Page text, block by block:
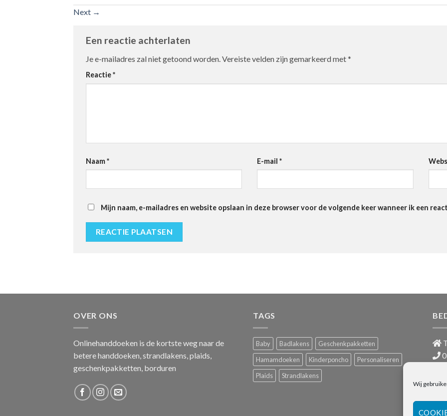
Wij
Next →
Een reactie achterlaten
Je e-mailadres zal niet getoond worden.Vereiste velden zijn gemarkeerd met*
Reactie*
Naam* E-mail*
Mijn naam, e-mailadres en website opslaan in deze browser voor de volgende keer wanneer ik een
OVER ONS
Onlinehanddoeken is de kortste weg naar de
betere handdoeken, strandlakens, plaids,
geschenkpakketten, borduren
TAGS
Baby Badlakens
Geschenkpakketten
Hamamdoeken
Kinderponcho
Personaliseren
Plaids
Strandlakens